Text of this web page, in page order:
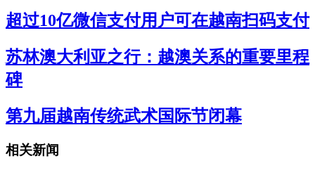
超过10亿微信支付用户可在越南扫码支付
苏林澳大利亚之行：越澳关系的重要里程
碑
第九届越南传统武术国际节闭幕
相关新闻